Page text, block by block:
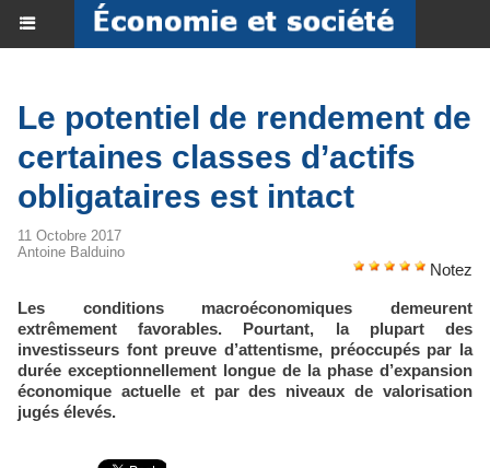
Le potentiel de rendement de
certaines classes d’actifs
obligataires est intact
11 Octobre 2017
Antoine Balduino
Notez
Les conditions macroéconomiques demeurent
extrêmement favorables. Pourtant, la plupart des
investisseurs font preuve d’attentisme, préoccupés par la
durée exceptionnellement longue de la phase d’expansion
économique actuelle et par des niveaux de valorisation
jugés élevés.